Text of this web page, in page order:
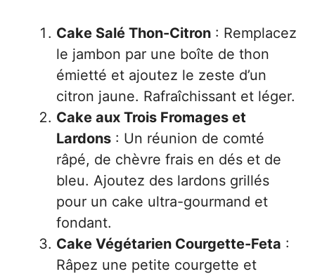
Cake Salé Thon-Citron : Remplacez
le jambon par une boîte de thon
émietté et ajoutez le zeste d’un
citron jaune. Rafraîchissant et léger.
Cake aux Trois Fromages et
Lardons : Un réunion de comté
râpé, de chèvre frais en dés et de
bleu. Ajoutez des lardons grillés
pour un cake ultra-gourmand et
fondant.
Cake Végétarien Courgette-Feta :
Râpez une petite courgette et